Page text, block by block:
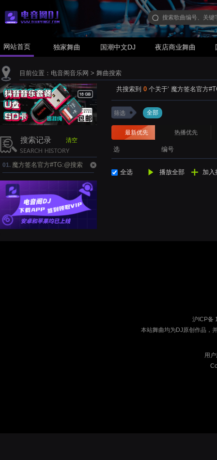
网站首页 独家舞曲 国潮中文DJ 夜店商业舞曲
目前位置： 电音阁音乐网 > 舞曲搜索
搜索记录 清空
01. 魔方签名官方#TG:@搜索
Qweapp1.thw
共搜索到 0 个关于‘ 魔方签名官方
筛选 全部
最新优先 热播优先
选 编号
全选 播放全部 加入
沪ICP备
本站舞曲均为DJ原创作品，
用